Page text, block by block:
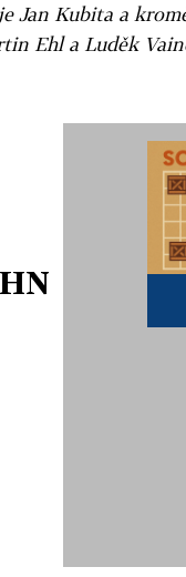
Jan Kubita a
Ehl a Luděk